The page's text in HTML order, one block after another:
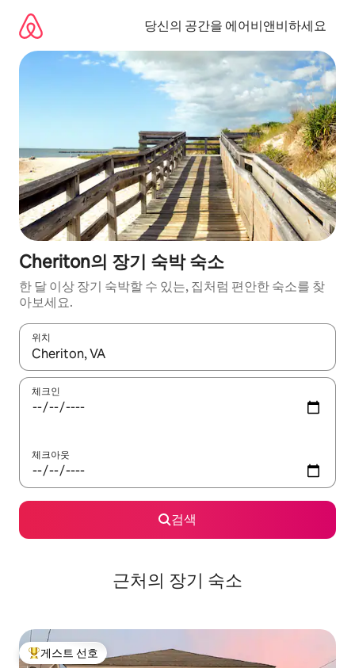
당신의 공간을 에어비앤비하세요
Cheriton의 장기 숙박 숙소
한 달 이상 장기 숙박할 수 있는, 집처럼 편안한 숙소를 찾
아보세요.
위치
결과가 나오면 위·아래 화살표 키를 사용하거나 터치 또는 스와이
체크인
체크아웃
검색
근처의 장기 숙소
상위 게스트 선호
게스트 선호